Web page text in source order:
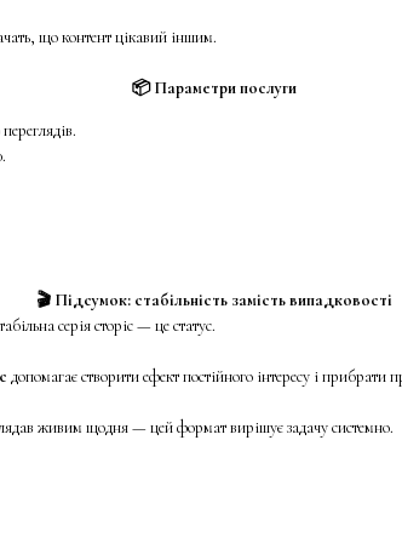
що контент цікавий іншим.
📦 Параметри послуги
🎬 Підсумок: стабільність замість випадковості
серія сторіс — це статус.
допомагає створити ефект постійного інтересу і прибрати
живим щодня — цей формат вирішує задачу системно.